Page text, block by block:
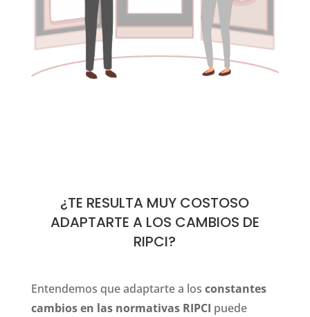
¿TE RESULTA MUY COSTOSO
ADAPTARTE A LOS CAMBIOS DE
RIPCI?
Entendemos que adaptarte a los constantes
cambios en las normativas RIPCI puede